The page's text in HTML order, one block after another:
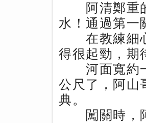
阿清鄭重的
水！通過第一
在教練細心
得很起勁，期
河面寬約一
公尺了，阿山
典。
闖關時，阿